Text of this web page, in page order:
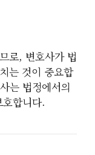
로, 변호사가 법
는 것이 중요합
는 법정에서의
합니다.